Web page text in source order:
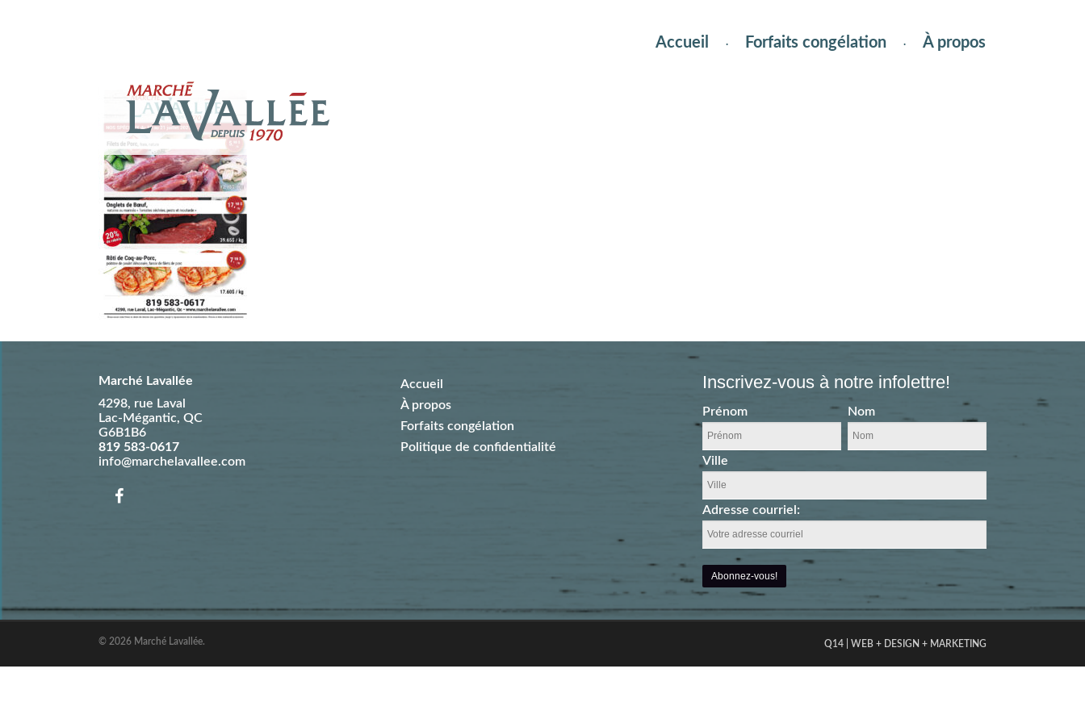
Accueil Forfaits congélation À propos
Marché Lavallée
4298, rue Laval
Lac-Mégantic, QC
G6B1B6
819 583-0617
info@marchelavallee.com
Accueil
À propos
Forfaits congélation
Politique de confidentialité
Inscrivez-vous à notre infolettre!
Prénom Nom
Ville
Adresse courriel:
© 2026 Marché Lavallée. Q14 | WEB + DESIGN + MARKETING